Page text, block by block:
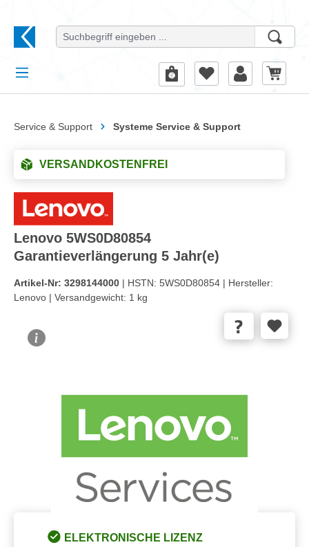
Service & Support Systeme Service & Support
VERSANDKOSTENFREI
Lenovo 5WS0D80854
Garantieverlängerung 5 Jahr(e)
Artikel-Nr: 3298144000 | HSTN: 5WS0D80854 | Hersteller:
Lenovo | Versandgewicht: 1 kg
ELEKTRONISCHE LIZENZ